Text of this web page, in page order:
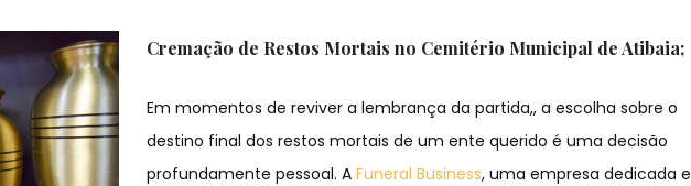
Cremação de Restos Mortais no Cemitério Municipal de Atibaia;
Em momentos de reviver a lembrança da partida,, a escolha sobre o
destino final dos restos mortais de um ente querido é uma decisão
profundamente pessoal. AFuneral Business, uma empresa dedicada e